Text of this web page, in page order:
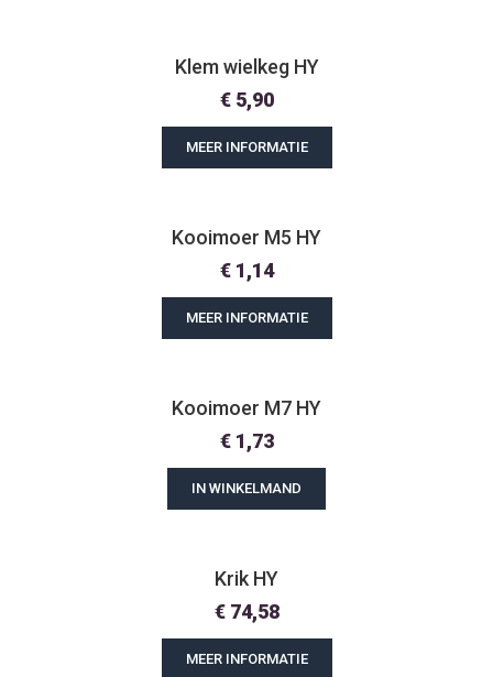
Klem wielkeg HY
€5,90
MEER INFORMATIE
Kooimoer M5 HY
€1,14
MEER INFORMATIE
Kooimoer M7 HY
€1,73
IN WINKELMAND
Krik HY
€74,58
MEER INFORMATIE